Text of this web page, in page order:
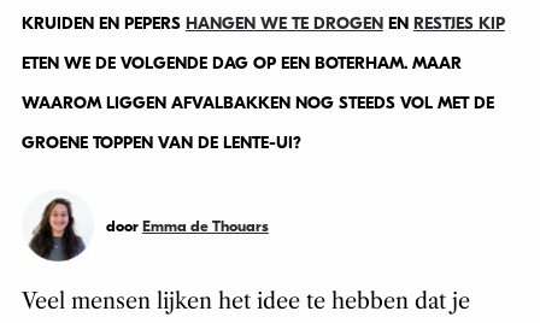
KRUIDEN EN PEPERS HANGEN WE TE DROGENEN RESTJES KIP
ETEN WE DE VOLGENDE DAG OP EEN BOTERHAM. MAAR
WAAROM LIGGEN AFVALBAKKEN NOG STEEDS VOL MET DE
GROENE TOPPEN VAN DE LENTE-UI?
door Emma de Thouars
Veel mensen lijken het idee te hebben dat je